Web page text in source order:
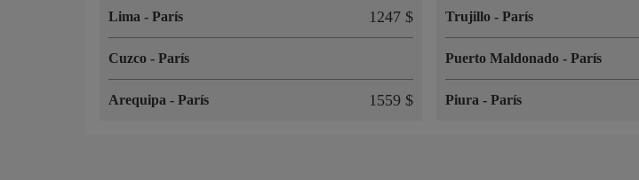
Lima - París 1247 $
Cuzco - París
Arequipa - París 1559 $
Trujillo - París
Puerto Maldonado - París
Piura - París